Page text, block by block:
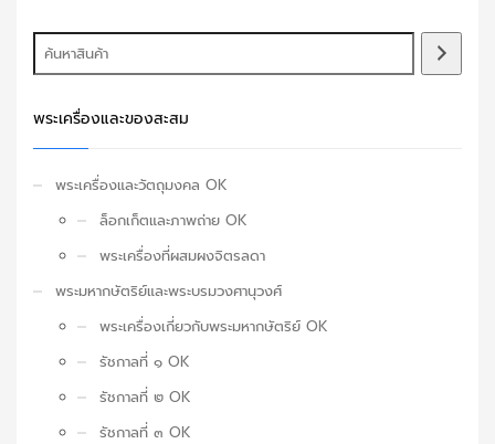
พระเครื่องและของสะสม
พระเครื่องและวัตถุมงคล OK
ล็อกเก็ตและภาพถ่าย OK
พระเครื่องที่ผสมผงจิตรลดา
พระมหากษัตริย์และพระบรมวงศานุวงศ์
พระเครื่องเกี่ยวกับพระมหากษัตริย์ OK
รัชกาลที่ ๑ OK
รัชกาลที่ ๒ OK
รัชกาลที่ ๓ OK